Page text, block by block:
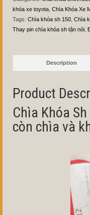
khóa xe toyota Chìa Khóa Xe
Tags: Chìa khóa sh 150 Chìa
Thay pin chìa khóa sh tận nỏi
Description
Product
Chìa Khóa
còn chìa và